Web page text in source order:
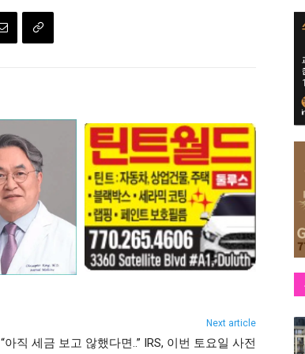
Next article
“아직 세금 보고 않했다면..” IRS, 이번 토요일 사전